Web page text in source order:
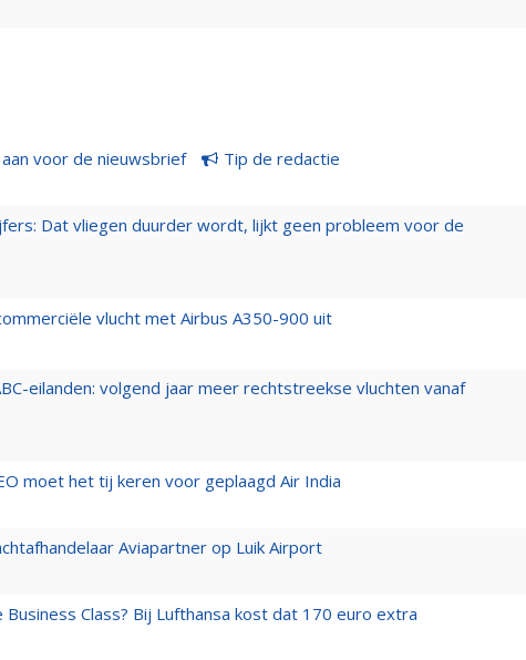
voor de nieuwsbrief Tip de redactie
Dat vliegen duurder wordt, lijkt geen probleem voor de
vlucht met Airbus A350-900 uit
eilanden: volgend jaar meer rechtstreekse vluchten vanaf
moet het tij keren voor geplaagd Air India
Aviapartner op Luik Airport
Class? Bij Lufthansa kost dat 170 euro extra